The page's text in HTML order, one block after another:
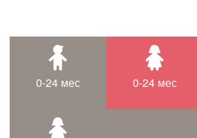
Контакты
0-24 мес 0-24 мес